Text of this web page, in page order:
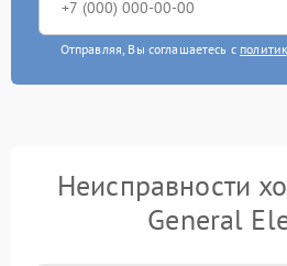
Отправляя, Вы соглашаетесь с
Неисправности
General